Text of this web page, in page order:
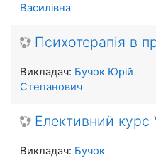
Василівна
Психотерапія в
Викладач: Бучок Юрій
Степанович
Елективний курс
Викладач: Бучок